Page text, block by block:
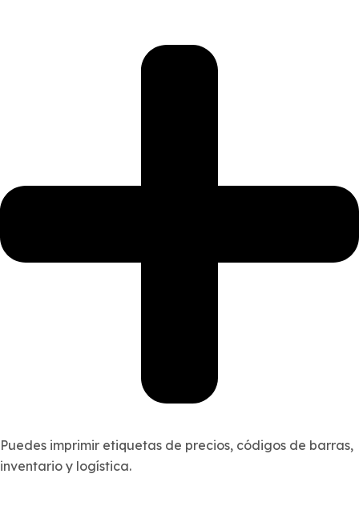
Puedes imprimir etiquetas de precios, códigos de barras,
inventario y logística.